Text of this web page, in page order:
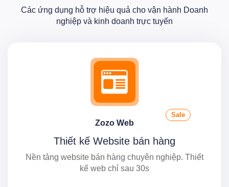
Các ứng dụng hỗ trợ hiệu quả cho vận hành Doanh
nghiệp và kinh doanh trực tuyến
Zozo Web
Sale
Thiết kế Website bán hàng
Nền tảng website bán hàng chuyên nghiệp. Thiết
kế web chỉ sau 30s